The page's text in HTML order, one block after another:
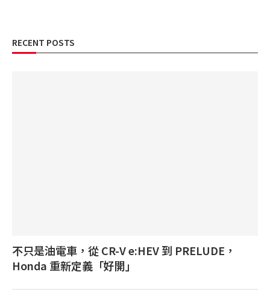
RECENT POSTS
不只是油電車，從 CR-V e:HEV 到 PRELUDE，
Honda 重新定義「好開」